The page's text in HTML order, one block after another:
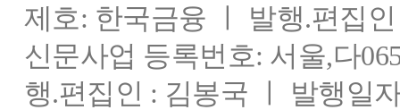
제호: 한국금융 ㅣ 발행.편집
신문사업 등록번호: 서울,다
행.편집인 : 김봉국 ㅣ 발행일